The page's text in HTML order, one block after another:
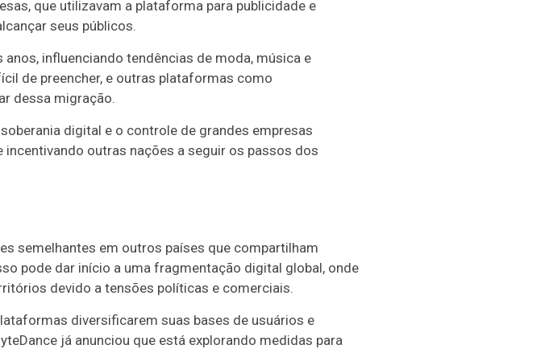
que utilizavam a plataforma para publicidade e
seus públicos.
influenciando tendências de moda, música e
de preencher, e outras plataformas como
dessa migração.
digital e o controle de grandes empresas
outras nações a seguir os passos dos
semelhantes em outros países que compartilham
pode dar início a uma fragmentação digital global, onde
devido a tensões políticas e comerciais.
diversificarem suas bases de usuários e
já anunciou que está explorando medidas para